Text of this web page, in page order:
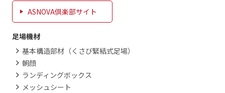
ASNOVA倶楽部サイト
足場機材
基本構造部材（くさび緊結式足場）
朝顔
ランディングボックス
メッシュシート